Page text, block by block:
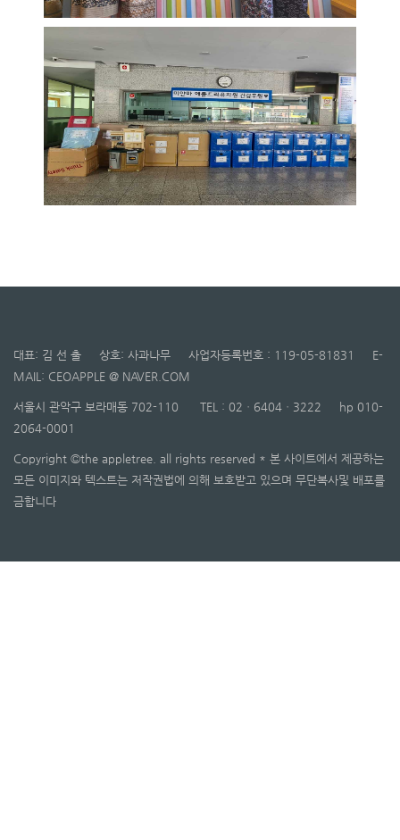
대표: 김 선 출 상호: 사과나무 사업자등록번호 : 119-05-81831 E-
MAIL: CEOAPPLE @ NAVER.COM
서울시 관악구 보라매동 702-110 TEL : 02ㆍ6404ㆍ3222 hp 010-
2064-0001
Copyright ©the appletree. all rights reserved * 본 사이트에서 제공하는
모든 이미지와 텍스트는 저작권법에 의해 보호받고 있으며 무단복사및 배포를
금합니다